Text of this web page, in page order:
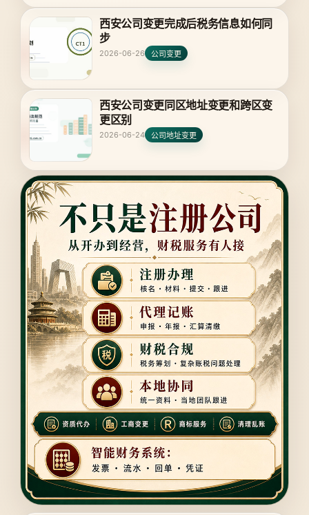
西安公司变更完成后税务信息如何同
步
2026-06-26 公司变更
西安公司变更同区地址变更和跨区变
更区别
2026-06-24 公司地址变更